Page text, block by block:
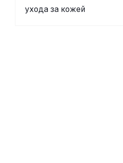
ухода за кожей